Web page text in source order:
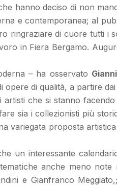
hanno deciso di non
e contemporanea; al
ringraziare di cuore tutti i
in Fiera Bergamo.
– ha osservato
di qualità, a partire
che si stanno
sia i collezionisti più
variegata proposta
un interessante
anche meno note
e Gianfranco